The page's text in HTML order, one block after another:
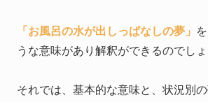
「お風呂の水が出しっぱなしの夢」
うな意味があり解釈ができるのでしょ
それでは、基本的な意味と、状況別